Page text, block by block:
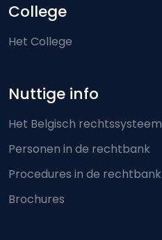
College
Het College
Nuttige info
Het Belgisch rechtssysteem
Personen in de rechtbank
Procedures in de rechtbank
Brochures